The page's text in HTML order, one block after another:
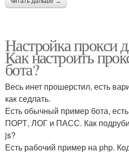
Настройка прокси
Как настроить
бота?
Весь инет прошерстил, есть
как седлать.
Есть обычный пример бота,
ПОРТ, ЛОГ и ПАСС. Как
js?
Есть рабочий пример на php.